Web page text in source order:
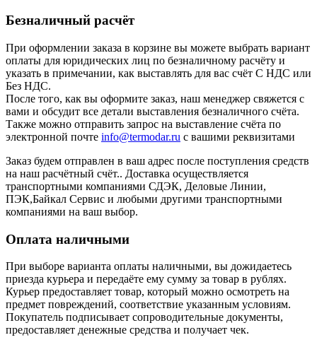
Безналичный расчёт
При оформлении заказа в корзине вы можете выбрать вариант
оплаты для юридических лиц по безналичному расчёту и
указать в примечании, как выставлять для вас счёт С НДС или
Без НДС.
После того, как вы оформите заказ, наш менеджер свяжется с
вами и обсудит все детали выставления безналичного счёта.
Также можно отправить запрос на выставление счёта по
электронной почте info@termodar.ru с вашими реквизитами
Заказ будем отправлен в ваш адрес после поступления средств
на наш расчётный счёт.. Доставка осуществляется
транспортными компаниями СДЭК, Деловые Линии,
ПЭК,Байкал Сервис и любыми другими транспортными
компаниями на ваш выбор.
Оплата наличными
При выборе варианта оплаты наличными, вы дожидаетесь
приезда курьера и передаёте ему сумму за товар в рублях.
Курьер предоставляет товар, который можно осмотреть на
предмет повреждений, соответствие указанным условиям.
Покупатель подписывает сопроводительные документы,
предоставляет денежные средства и получает чек.